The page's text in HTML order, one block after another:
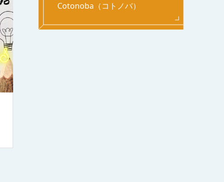
Cotonoba（コトノバ）